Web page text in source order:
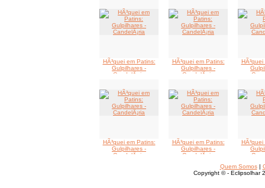
HÃ³quei em Patins:
Gulpilhares -
CandelÃ¡ria
HÃ³quei em Patins:
Gulpilhares -
CandelÃ¡ria
HÃ³quei em Patins:
Gulpilhares -
CandelÃ¡ria
HÃ³quei em Patins:
Gulpilhares -
CandelÃ¡ria
Quem Somos|
Copyright © - Eclipsolhar